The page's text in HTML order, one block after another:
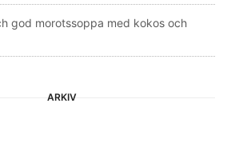
god morotssoppa med kokos och
ARKIV